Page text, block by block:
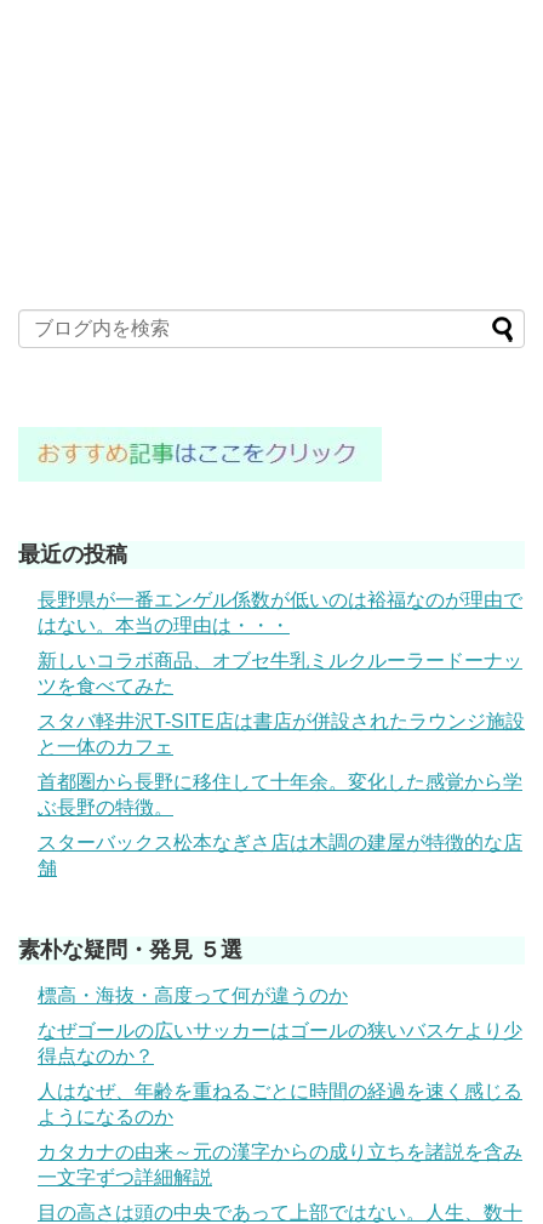
最近の投稿
長野県が一番エンゲル係数が低いのは裕福なのが理由で
はない。本当の理由は・・・
新しいコラボ商品、オブセ牛乳ミルクルーラードーナッ
ツを食べてみた
スタバ軽井沢T-SITE店は書店が併設されたラウンジ施設
と一体のカフェ
首都圏から長野に移住して十年余。変化した感覚から学
ぶ長野の特徴。
スターバックス松本なぎさ店は木調の建屋が特徴的な店
舗
素朴な疑問・発見 ５選
標高・海抜・高度って何が違うのか
なぜゴールの広いサッカーはゴールの狭いバスケより少
得点なのか？
人はなぜ、年齢を重ねるごとに時間の経過を速く感じる
ようになるのか
カタカナの由来～元の漢字からの成り立ちを諸説を含み
一文字ずつ詳細解説
目の高さは頭の中央であって上部ではない。人生、数十